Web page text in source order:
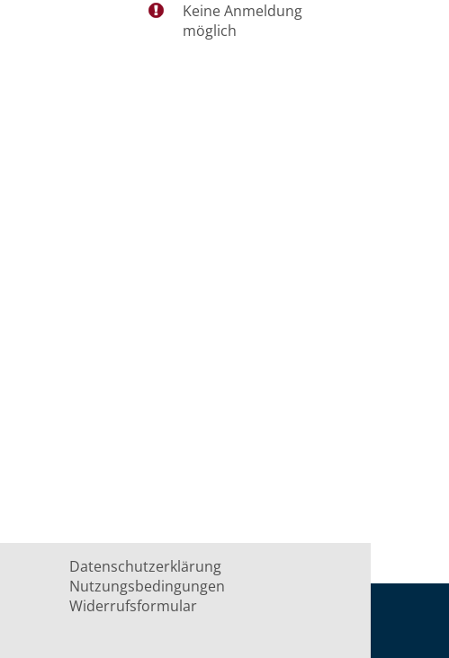
Keine Anmeldung
möglich
Datenschutzerklärung
Nutzungsbedingungen
Widerrufsformular